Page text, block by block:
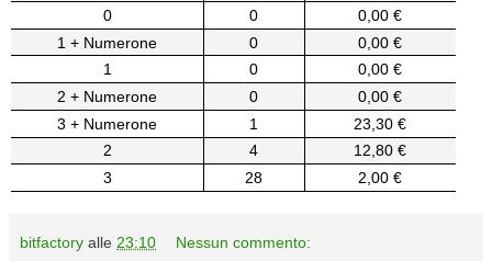
0
0
0,00 €
1 + Numerone
0
0,00 €
1
0
0,00 €
2 + Numerone
0
0,00 €
3 + Numerone
1
23,30 €
2
4
12,80 €
3
28 2,00 €
bitfactory alle 23:10 Nessun commento: